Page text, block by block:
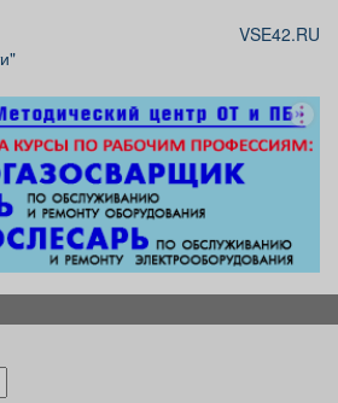
VSE42.RU